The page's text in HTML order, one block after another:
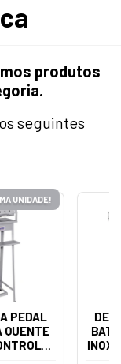
produtos
seguintes
UNIDADE!
PEDAL
QUENTE
INOX